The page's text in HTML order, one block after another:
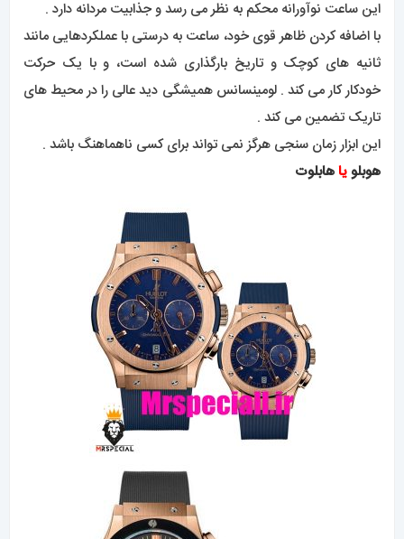
این ساعت نوآورانه محکم به نظر می رسد و جذابیت مردانه دارد .
با اضافه کردن ظاهر قوی خود، ساعت به درستی با عملکردهایی مانند
ثانیه های کوچک و تاریخ بارگذاری شده است، و با یک حرکت
خودکار کار می کند . لومینسانس همیشگی دید عالی را در محیط های
تاریک تضمین می کند .
این ابزار زمان سنجی هرگز نمی تواند برای کسی ناهماهنگ باشد .
هوبلویاهابلوت